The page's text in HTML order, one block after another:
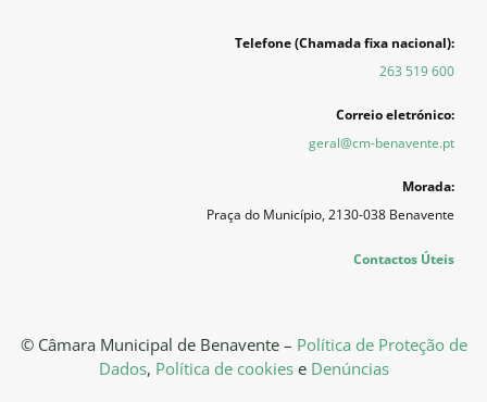
Telefone (Chamada fixa nacional):
263 519 600
Correio eletrónico:
geral@cm-benavente.pt
Morada:
Praça do Município, 2130-038 Benavente
Contactos Úteis
© Câmara Municipal de Benavente – Política de Proteção de
Dados, Política de cookiese Denúncias